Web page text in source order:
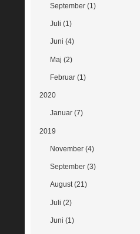
September (1)
Juli (1)
Juni (4)
Maj (2)
Februar (1)
2020
Januar (7)
2019
November (4)
September (3)
August (21)
Juli (2)
Juni (1)